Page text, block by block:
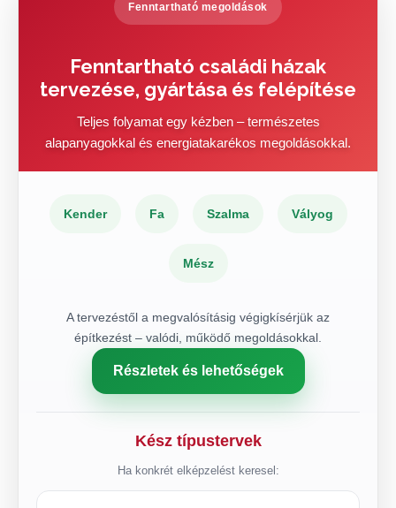
Fenntartható megoldások
Fenntartható családi házak
tervezése, gyártása és felépítése
Teljes folyamat egy kézben – természetes
alapanyagokkal és energiatakarékos megoldásokkal.
Kender Fa Szalma Vályog
Mész
A tervezéstől a megvalósításig végigkísérjük az
építkezést – valódi, működő megoldásokkal.
Részletek és lehetőségek
Kész típustervek
Ha konkrét elképzelést keresel: